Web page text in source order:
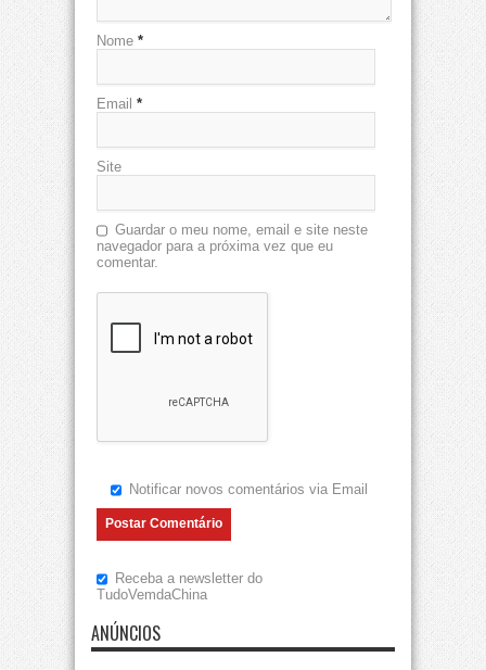
Nome *
Email *
Site
Guardar o meu nome, email e site neste
navegador para a próxima vez que eu
comentar.
Notificar novos comentários via Email
Receba a newsletter do
TudoVemdaChina
ANÚNCIOS